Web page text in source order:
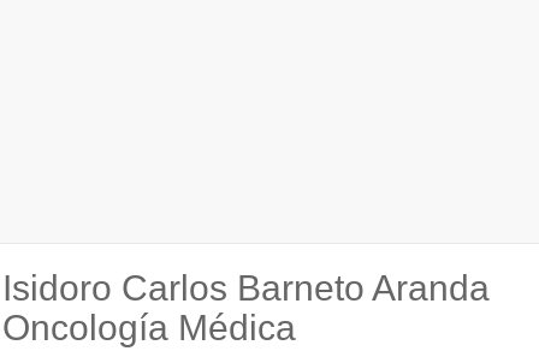
Isidoro Carlos Barneto Aranda
Oncología Médica